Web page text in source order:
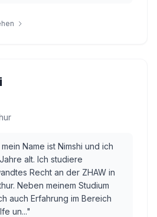
Name ist Nimshi und ich
alt. Ich studiere
Recht an der ZHAW in
Neben meinem Studium
auch Erfahrung im Bereich
un..."